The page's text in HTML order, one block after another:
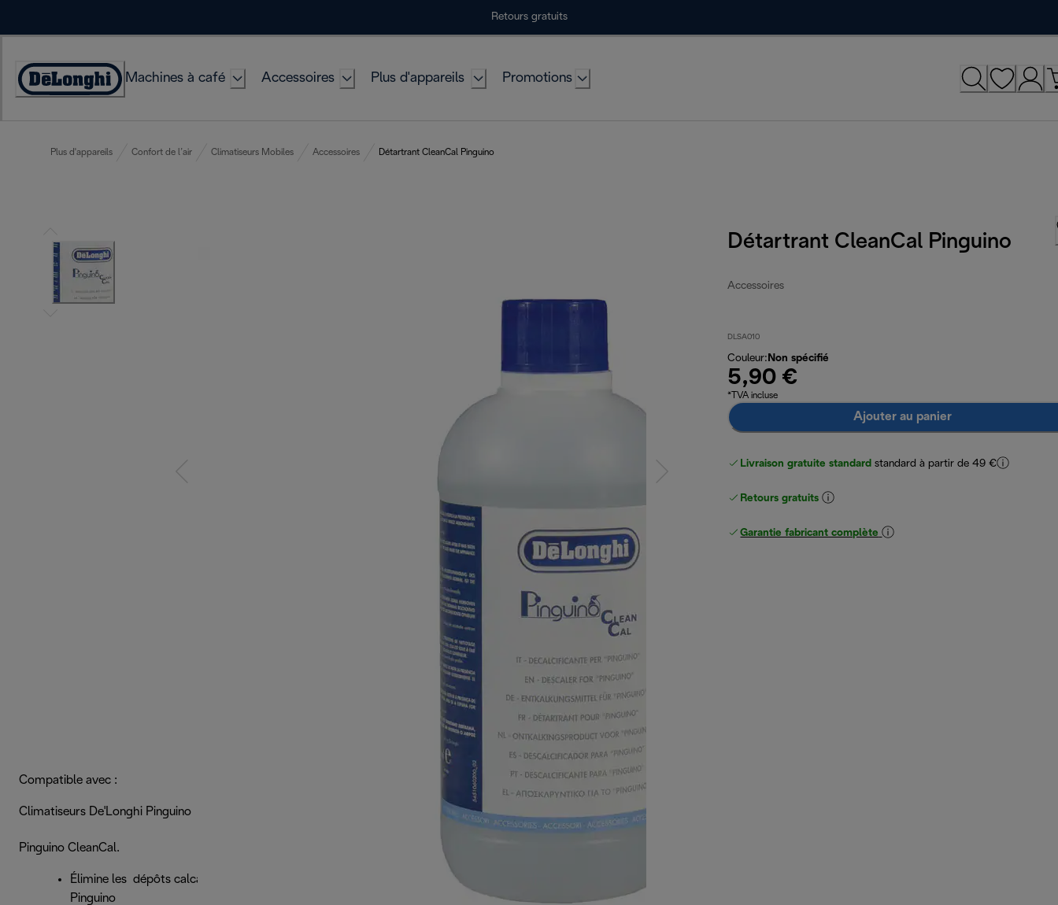
Retours gratuits
Déclaration
Machines à café Accessoires Plus d'appareils Promotions
Plus d'appareils Confort de l’air Climatiseurs Mobiles Accessoires Détartrant CleanCal Pinguino
Détartrant CleanCal Pinguino
Accessoires
DLSA010
Couleur: Non spécifié
5,90 €
*TVA incluse
Ajouter au panier
Livraison gratuite standard standard à partir de 49 €
Retours gratuits
Garantie fabricant complète
Compatible avec :
Climatiseurs De'Longhi Pinguino
Pinguino CleanCal.
Élimine les dépôts calcaires pour les climatiseurs
Pinguino